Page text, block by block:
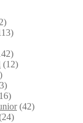
(12)
(42)